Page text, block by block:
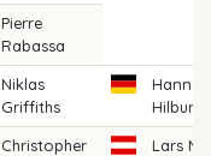
Pierre
Rabassa
Niklas
Griffiths
Hannes
Christopher
Lars